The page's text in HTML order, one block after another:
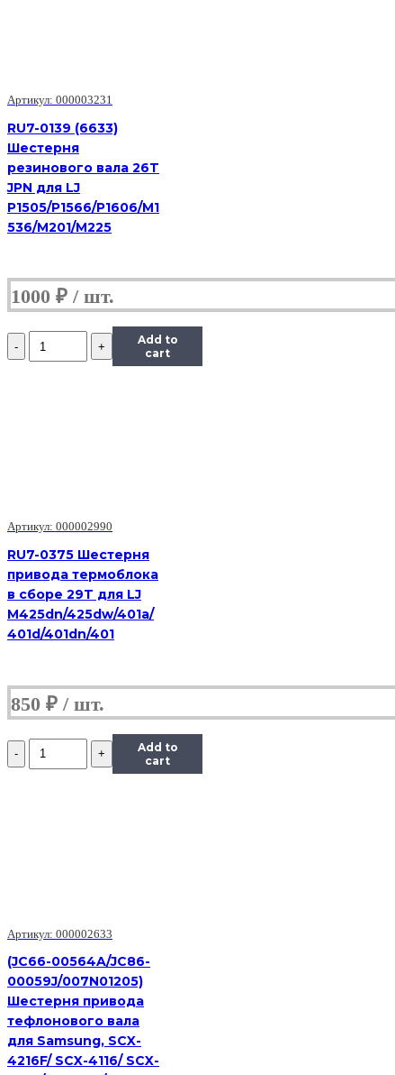
1325MFP
(3V2M202420)
Артикул: 000003231
RU7-0139 (6633)
Шестерня
резинового вала 26T
JPN для LJ
P1505/P1566/P1606/M1
536/M201/M225
1000 ₽
Количество
Шестерня
1325MFP
(3V2M202420)
Add to
cart
Артикул: 000002990
RU7-0375 Шестерня
привода термоблока
в сборе 29T для LJ
M425dn/425dw/401a/
401d/401dn/401
850 ₽
Количество
Шестерня
1325MFP
(3V2M202420)
Add to
cart
Артикул: 000002633
(JC66-00564A/JC86-
00059J/007N01205)
Шестерня привода
тефлонового вала
для Samsung, SCX-
4216F/ SCX-4116/ SCX-